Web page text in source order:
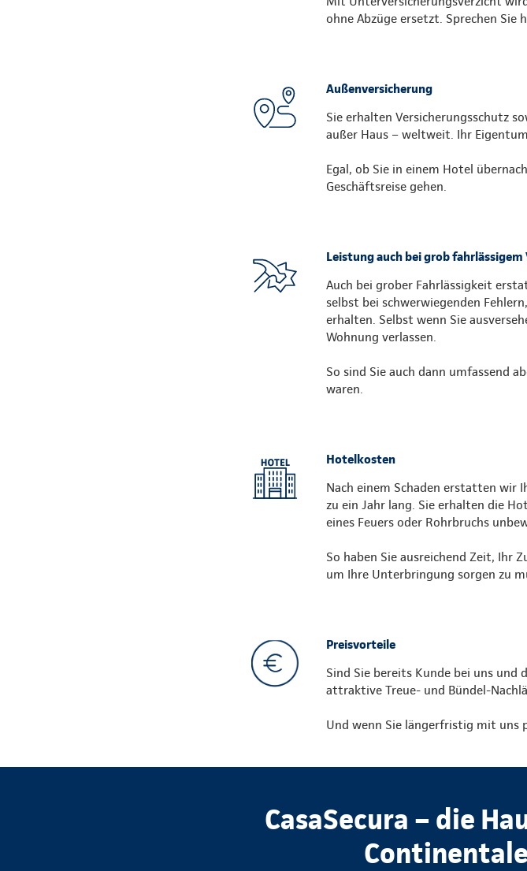
ohne Abzüge ersetzt. Sprechen Sie
Außenversicherung
Sie erhalten Versicherungsschutz
außer Haus – weltweit. Ihr
Egal, ob Sie in einem Hotel
Geschäftsreise gehen.
Leistung auch bei grob fahrlässigem
Auch bei grober Fahrlässigkeit
selbst bei schwerwiegenden
erhalten. Selbst wenn Sie
Wohnung verlassen.
So sind Sie auch dann umfassend
waren.
Hotelkosten
Nach einem Schaden erstatten wir
zu ein Jahr lang. Sie erhalten die
eines Feuers oder Rohrbruchs
So haben Sie ausreichend Zeit, Ihr
um Ihre Unterbringung sorgen zu
Preisvorteile
Sind Sie bereits Kunde bei uns und
attraktive Treue- und Bündel-
Und wenn Sie längerfristig mit uns
CasaSecura – die